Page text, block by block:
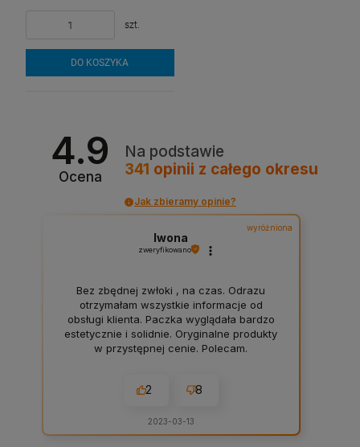
szt.
DO KOSZYKA
4.9
Ocena
Na podstawie
341 opinii z całego okresu
Jak zbieramy opinie?
wyróżniona
Iwona
zweryfikowano
Bez zbędnej zwłoki , na czas. Odrazu
otrzymałam wszystkie informacje od
obsługi klienta. Paczka wyglądała bardzo
estetycznie i solidnie. Oryginalne produkty
w przystępnej cenie. Polecam.
2 8
2023-03-13